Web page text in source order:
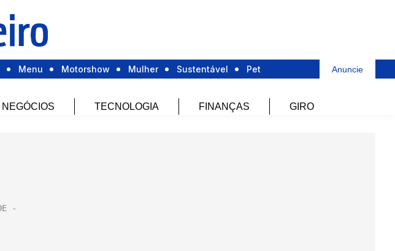
Menu Motorshow Mulher Sustentável Pet Anuncie
NEGÓCIOS TECNOLOGIA FINANÇAS GIRO